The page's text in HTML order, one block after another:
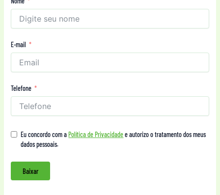
E-mail
Telefone
Eu concordo com aPolítica de Privacidadee autorizo o tratamento dos meus
dados pessoais.
Baixar